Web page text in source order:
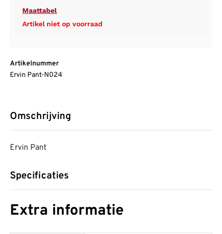
Maattabel
Artikel niet op voorraad
Artikelnummer
Ervin Pant-N024
Omschrijving
Ervin Pant
Specificaties
Extra informatie